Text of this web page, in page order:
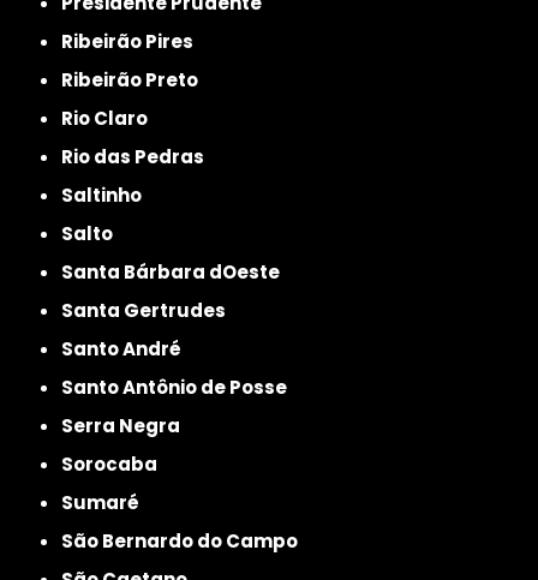
Ribeirão Pires
Ribeirão Preto
Rio Claro
Rio das Pedras
Saltinho
Salto
Santa Bárbara dOeste
Santa Gertrudes
Santo André
Santo Antônio de Posse
Serra Negra
Sorocaba
Sumaré
São Bernardo do Campo